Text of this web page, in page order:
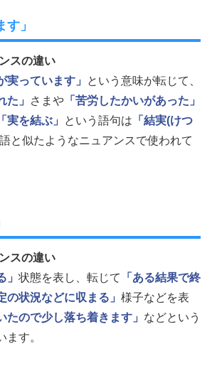
す」
スの違い
実っています」
という意味が転じて、
た」
さまや 「苦労したかいがあった」
「実を結ぶ」 という語句は 「結実(けつ
と似たようなニュアンスで使われて
スの違い
」 状態を表し、転じて
「ある結果で終
の状況などに収まる」 様子などを表
たので少し落ち着きます」 などという
ます。